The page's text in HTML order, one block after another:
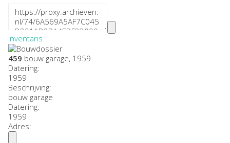
Inventaris
459 bouw garage, 1959
Datering:
1959
Beschrijving:
bouw garage
Datering:
1959
Adres: